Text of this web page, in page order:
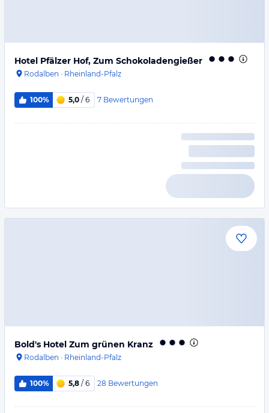
Hotel Pfälzer Hof, Zum Schokoladengießer
Rodalben · Rheinland-Pfalz
100% 5,0 / 6 7 Bewertungen
Bold's Hotel Zum grünen Kranz
Rodalben · Rheinland-Pfalz
100% 5,8 / 6 28 Bewertungen